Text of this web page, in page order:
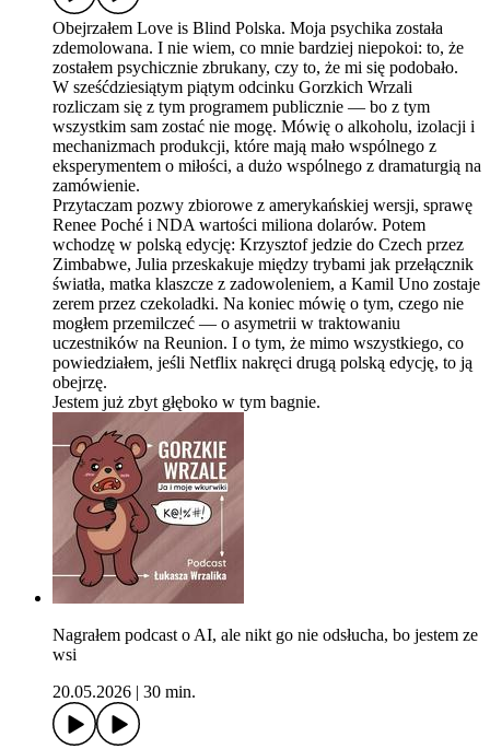
Obejrzałem Love is Blind Polska. Moja psychika została
zdemolowana. I nie wiem, co mnie bardziej niepokoi: to, że
zostałem psychicznie zbrukany, czy to, że mi się podobało.
W sześćdziesiątym piątym odcinku Gorzkich Wrzali
rozliczam się z tym programem publicznie — bo z tym
wszystkim sam zostać nie mogę. Mówię o alkoholu, izolacji i
mechanizmach produkcji, które mają mało wspólnego z
eksperymentem o miłości, a dużo wspólnego z dramaturgią na
zamówienie.
Przytaczam pozwy zbiorowe z amerykańskiej wersji, sprawę
Renee Poché i NDA wartości miliona dolarów. Potem
wchodzę w polską edycję: Krzysztof jedzie do Czech przez
Zimbabwe, Julia przeskakuje między trybami jak przełącznik
światła, matka klaszcze z zadowoleniem, a Kamil Uno zostaje
zerem przez czekoladki. Na koniec mówię o tym, czego nie
mogłem przemilczeć — o asymetrii w traktowaniu
uczestników na Reunion. I o tym, że mimo wszystkiego, co
powiedziałem, jeśli Netflix nakręci drugą polską edycję, to ją
obejrzę.
Jestem już zbyt głęboko w tym bagnie.
Nagrałem podcast o AI, ale nikt go nie odsłucha, bo jestem ze
wsi
20.05.2026
30 min.